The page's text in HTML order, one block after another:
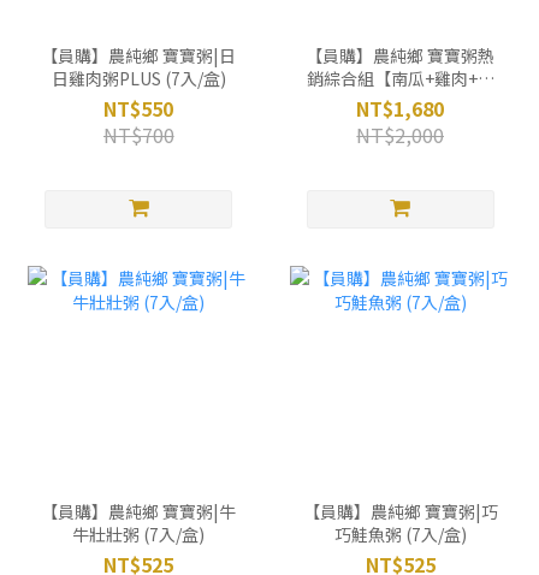
【員購】農純鄉 寶寶粥|日
日雞肉粥PLUS (7入/盒)
NT$550
NT$700
【員購】農純鄉 寶寶粥熱
銷綜合組【南瓜+雞肉+豬
肉+干貝】 (28入)
NT$1,680
NT$2,000
【員購】農純鄉 寶寶粥|牛
牛壯壯粥 (7入/盒)
NT$525
【員購】農純鄉 寶寶粥|巧
巧鮭魚粥 (7入/盒)
NT$525